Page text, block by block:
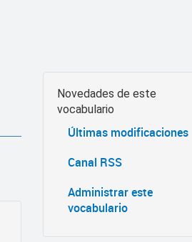
Novedades de este
vocabulario
Últimas modificaciones
Canal RSS
Administrar este
vocabulario